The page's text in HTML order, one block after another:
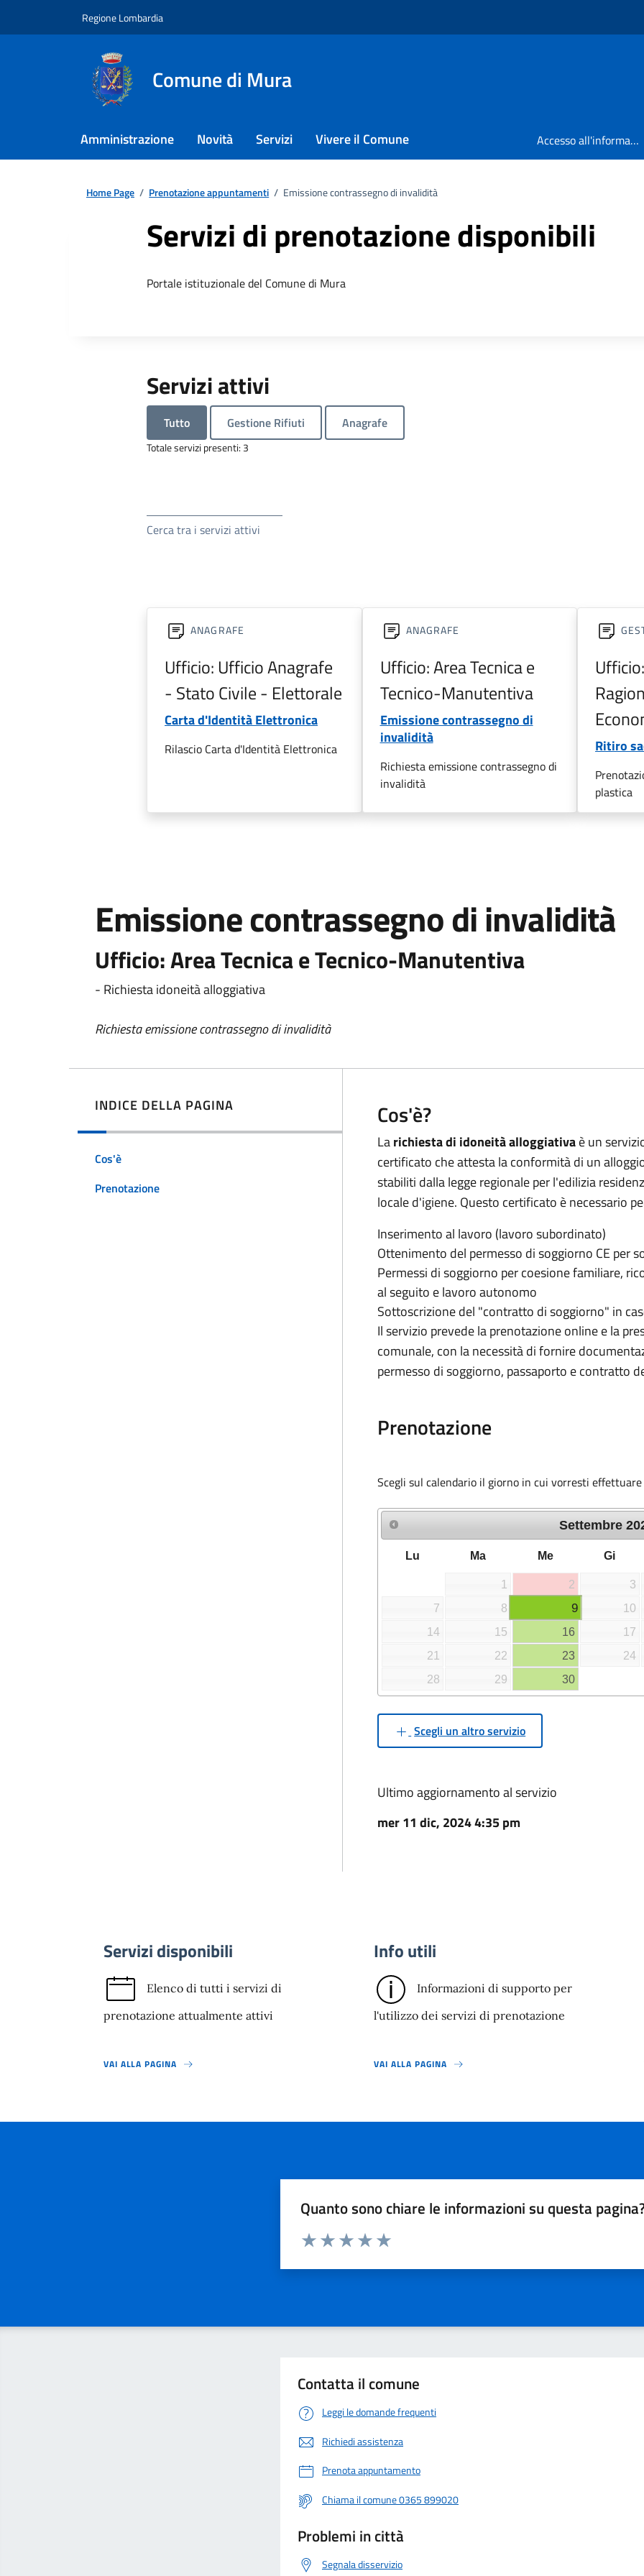
Regione Lombardia
Comune di Mura
Amministrazione Novità Servizi Vivere il Comune Accesso all'informazione
Home Page / Prenotazione appuntamenti / Emissione contrassegno di invalidità
Servizi di prenotazione disponibili
Portale istituzionale del Comune di Mura
Servizi attivi
Tutto Gestione Rifiuti Anagrafe
Totale servizi presenti: 3
Cerca tra i servizi attivi
ANAGRAFE
Ufficio: Ufficio Anagrafe
- Stato Civile - Elettorale
Carta d'Identità Elettronica
Rilascio Carta d'Identità Elettronica
ANAGRAFE
Ufficio: Area Tecnica e
Tecnico-Manutentiva
Emissione contrassegno di
invalidità
Richiesta emissione contrassegno di
invalidità
Ritiro
plastica
Emissione contrassegno di invalidità
Ufficio: Area Tecnica e Tecnico-Manutentiva
- Richiesta idoneità alloggiativa
Richiesta emissione contrassegno di invalidità
INDICE DELLA PAGINA
Cos'è
Prenotazione
Cos'è?
Larichiesta di idoneità alloggiativaè un
certificato che attesta la conformità di un
stabiliti dalla legge regionale per l'edilizia
locale d'igiene. Questo certificato è necessario
Inserimento al lavoro (lavoro subordinato)
Ottenimento del permesso di soggiorno CE per
Permessi di soggiorno per coesione familiare,
al seguito e lavoro autonomo
Sottoscrizione del "contratto di soggiorno" in
Il servizio prevede la prenotazione online e la
comunale, con la necessità di fornire
permesso di soggiorno, passaporto e contratto
Prenotazione
Scegli sul calendario il giorno in cui vorresti
Settembre
Lu Ma Me Gi
1 2 3
7
8 9 10
14
15 16 17
21
22 23 24
28
29 30
Scegli un altro servizio
Ultimo aggiornamento al servizio
mer 11 dic, 2024 4:35 pm
Servizi disponibili
Elenco di tutti i servizi di
prenotazione attualmente attivi
VAI ALLA PAGINA
Info utili
Informazioni di supporto per
l'utilizzo dei servizi di prenotazione
VAI ALLA PAGINA
Quanto sono chiare le informazioni su questa
Valuta da 1 a 5 stelle la pagina
Contatta il comune
Leggi le domande frequenti
Richiedi assistenza
Prenota appuntamento
Chiama il comune 0365 899020
Problemi in città
Segnala disservizio